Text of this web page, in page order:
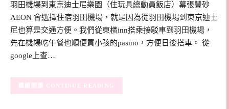
羽田機場到東京迪士尼樂園（住玩具總動員飯店）幕張豐砂
AEON 會選擇住宿羽田機場，就是因為從羽田機場到東京迪士
尼也算是交通方便。我們從東橫inn搭乘接駁車到羽田機場，
先在機場吃午餐也順便買小孩的pasmo，方便日後搭車。 從
google上查…
CONTINUE READING